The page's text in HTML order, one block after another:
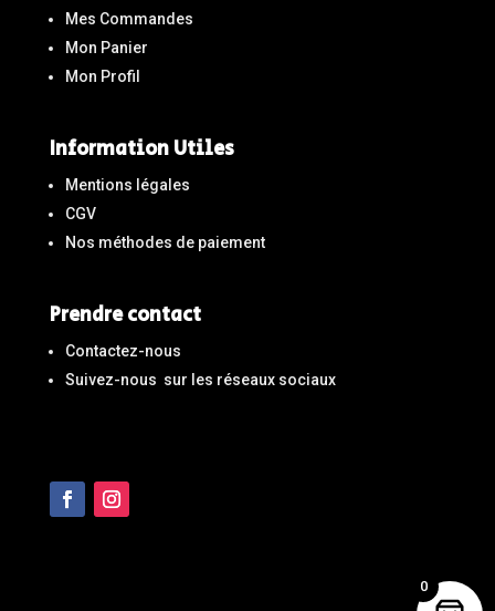
Mes Commandes
Mon Panier
Mon Profil
Information Utiles
Mentions légales
CGV
Nos méthodes de paiement
Prendre contact
Contactez-nous
Suivez-nous sur les réseaux sociaux
0